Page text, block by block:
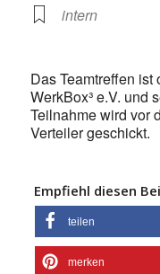
intern
Das Teamtreffen
WerkBox³ e.V. und
Teilnahme wird vor
Verteiler geschickt.
Empfiehl diesen
teilen
merken